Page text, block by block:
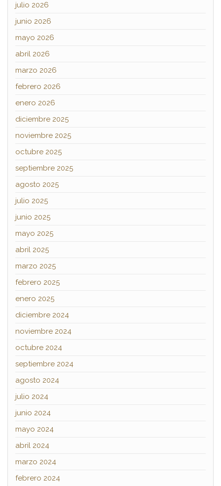
julio 2026
junio 2026
mayo 2026
abril 2026
marzo 2026
febrero 2026
enero 2026
diciembre 2025
noviembre 2025
octubre 2025
septiembre 2025
agosto 2025
julio 2025
junio 2025
mayo 2025
abril 2025
marzo 2025
febrero 2025
enero 2025
diciembre 2024
noviembre 2024
octubre 2024
septiembre 2024
agosto 2024
julio 2024
junio 2024
mayo 2024
abril 2024
marzo 2024
febrero 2024